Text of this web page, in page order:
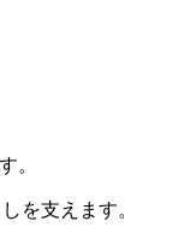
。
を支えます。